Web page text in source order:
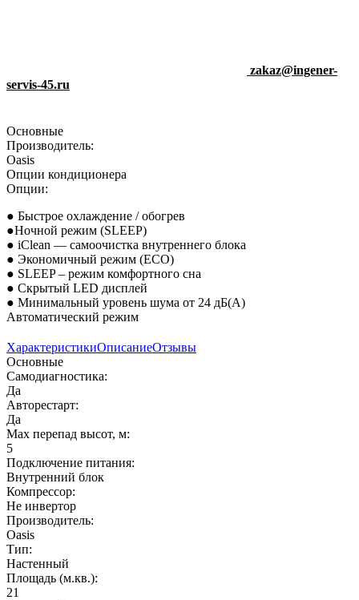
zakaz@ingener-
servis-45.ru
Основные
Производитель:
Oasis
Опции кондиционера
Опции:
● Быстрое охлаждение / обогрев
●Ночной режим (SLEEP)
● iClean — cамоочистка внутреннего блока
● Экономичный режим (ECO)
● SLEEP – режим комфортного сна
● Скрытый LED дисплей
● Минимальный уровень шума от 24 дБ(А)
Автоматический режим
ХарактеристикиОписаниеОтзывы
Основные
Самодиагностика:
Да
Авторестарт:
Да
Max перепад высот, м:
5
Подключение питания:
Внутренний блок
Компрессор:
Не инвертор
Производитель:
Oasis
Тип:
Настенный
Площадь (м.кв.):
21